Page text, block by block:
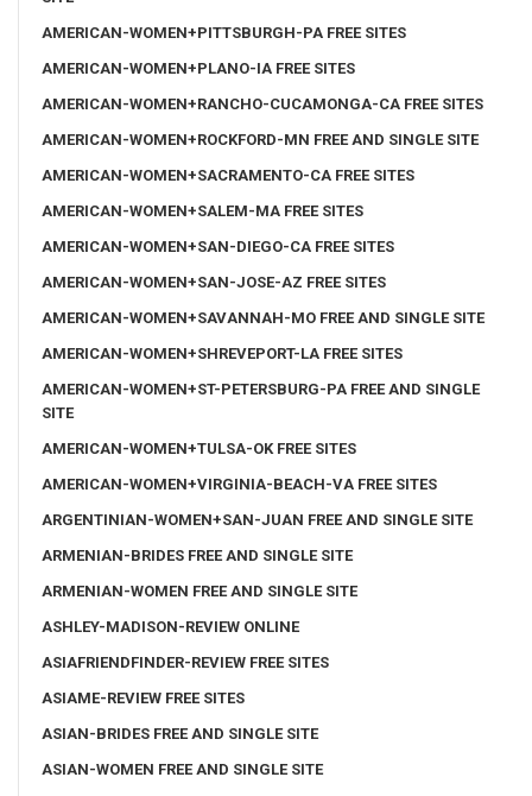
AMERICAN-WOMEN+PITTSBURGH-PA FREE SITES
AMERICAN-WOMEN+PLANO-IA FREE SITES
AMERICAN-WOMEN+RANCHO-CUCAMONGA-CA FREE SITES
AMERICAN-WOMEN+ROCKFORD-MN FREE AND SINGLE SITE
AMERICAN-WOMEN+SACRAMENTO-CA FREE SITES
AMERICAN-WOMEN+SALEM-MA FREE SITES
AMERICAN-WOMEN+SAN-DIEGO-CA FREE SITES
AMERICAN-WOMEN+SAN-JOSE-AZ FREE SITES
AMERICAN-WOMEN+SAVANNAH-MO FREE AND SINGLE SITE
AMERICAN-WOMEN+SHREVEPORT-LA FREE SITES
AMERICAN-WOMEN+ST-PETERSBURG-PA FREE AND SINGLE
SITE
AMERICAN-WOMEN+TULSA-OK FREE SITES
AMERICAN-WOMEN+VIRGINIA-BEACH-VA FREE SITES
ARGENTINIAN-WOMEN+SAN-JUAN FREE AND SINGLE SITE
ARMENIAN-BRIDES FREE AND SINGLE SITE
ARMENIAN-WOMEN FREE AND SINGLE SITE
ASHLEY-MADISON-REVIEW ONLINE
ASIAFRIENDFINDER-REVIEW FREE SITES
ASIAME-REVIEW FREE SITES
ASIAN-BRIDES FREE AND SINGLE SITE
ASIAN-WOMEN FREE AND SINGLE SITE